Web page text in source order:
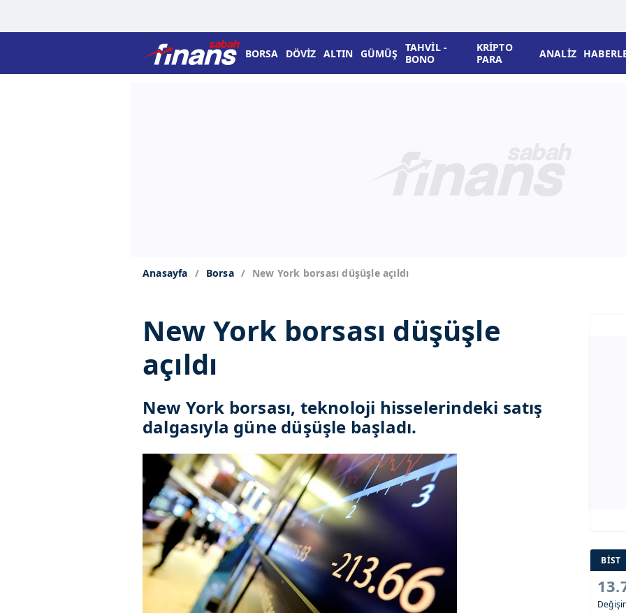
BORSA DÖVİZ ALTIN GÜMÜŞ
TAHVİL -
BONO
KRİPTO
PARA
ANALİZ
Anasayfa Borsa New York borsası düşüşle açıldı
New York borsası düşüşle
açıldı
New York borsası, teknoloji hisselerindeki satış
dalgasıyla güne düşüşle başladı.
BİST